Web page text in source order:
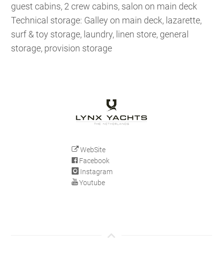
guest cabins, 2 crew cabins, salon on main deck
Technical storage: Galley on main deck, lazarette,
surf & toy storage, laundry, linen store, general
storage, provision storage
WebSite
Facebook
Instagram
Youtube